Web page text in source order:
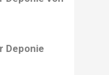
Deponie